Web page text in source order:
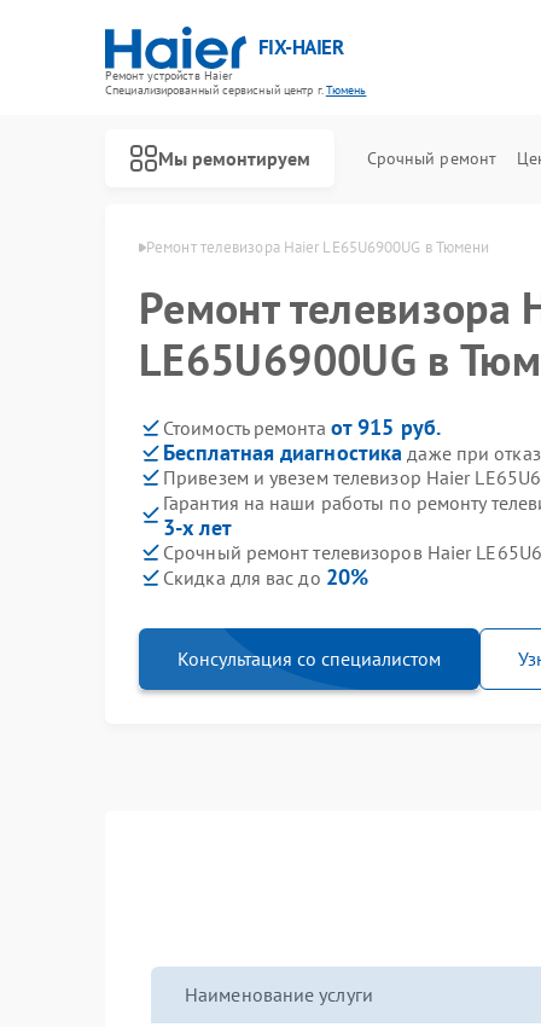
FIX-HAIER
Ремонт устройств Haier
Специализированный cервисный центр г.Тюмень
Мы ремонтируем Срочный ремонт
Haier в Тюмени Ремонт телевизора Haier LE65U6900UG в Тюмени
Ремонт телевизора
LE65U6900UG в
Стоимость ремонта от 915 руб.
Бесплатная диагностика даже при
Привезем и увезем телевизор Haier
Гарантия на наши работы по ремонту
3-х лет
Срочный ремонт телевизоров Haier
Скидка для вас до 20%
Консультация со специалистом
Наименование услуги